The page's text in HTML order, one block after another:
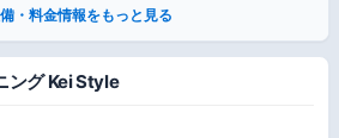
・料金情報をもっと見る
ング Kei Style